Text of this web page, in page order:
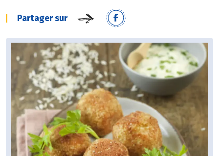
Partager sur